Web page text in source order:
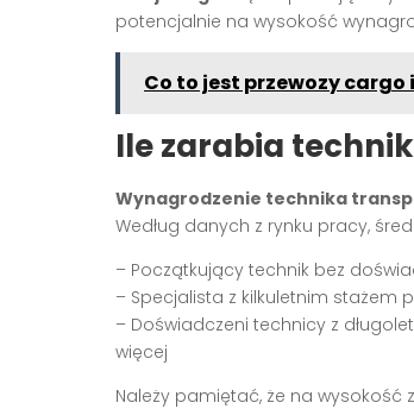
potencjalnie na wysokość
Co to jest przewozy
Ile zarabia
Wynagrodzenie technika
Według danych z rynku pracy,
– Początkujący technik bez
– Specjalista z kilkuletnim stażem
– Doświadczeni technicy z
więcej
Należy pamiętać, że na wysokość